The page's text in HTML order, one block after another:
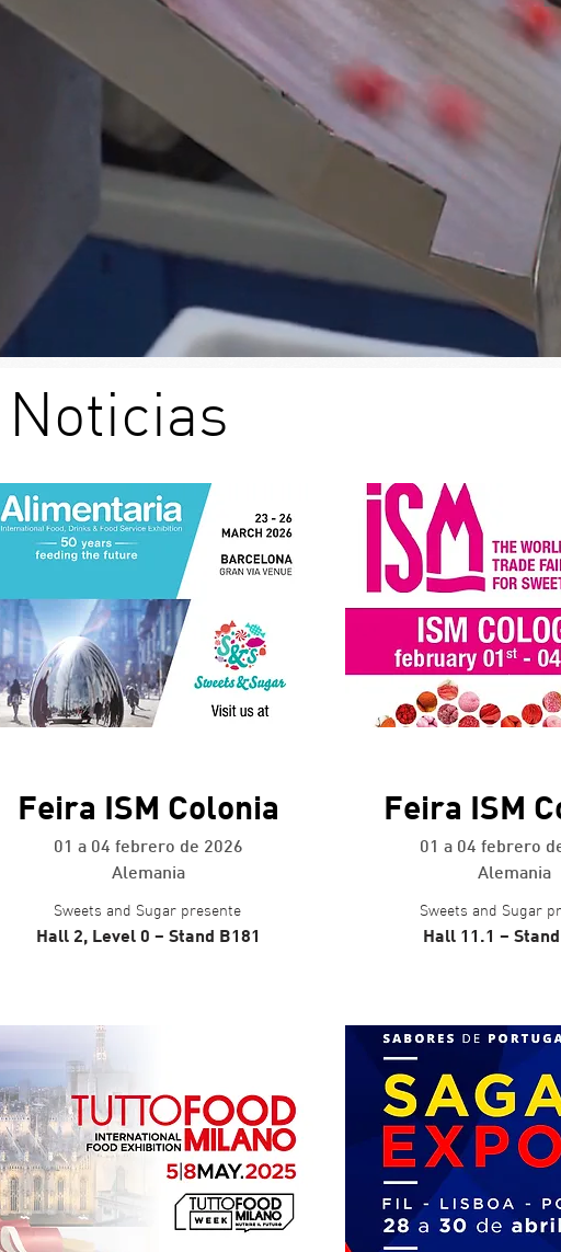
Noticias
Feira ISM Colonia
01 a 04 febrero de 2026
Alemania
Hall 2, Level 0 – Stand B181
Sweets and Sugar presente
Feira ISM
01 a 04 febrero
Alemania
Hall 11.1 –
Sweets and Sugar